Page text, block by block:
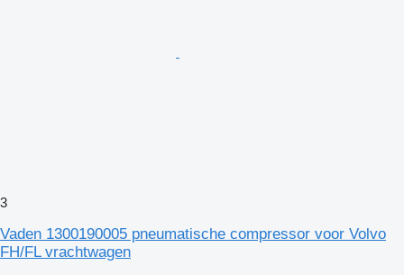
3
Vaden 1300190005 pneumatische compressor voor Volvo
FH/FL vrachtwagen